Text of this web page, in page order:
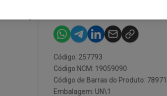
BOLO CHOC
Código: 257793
Código NCM: 19059090
Código de Barras do Produto:
Embalagem: UN\1